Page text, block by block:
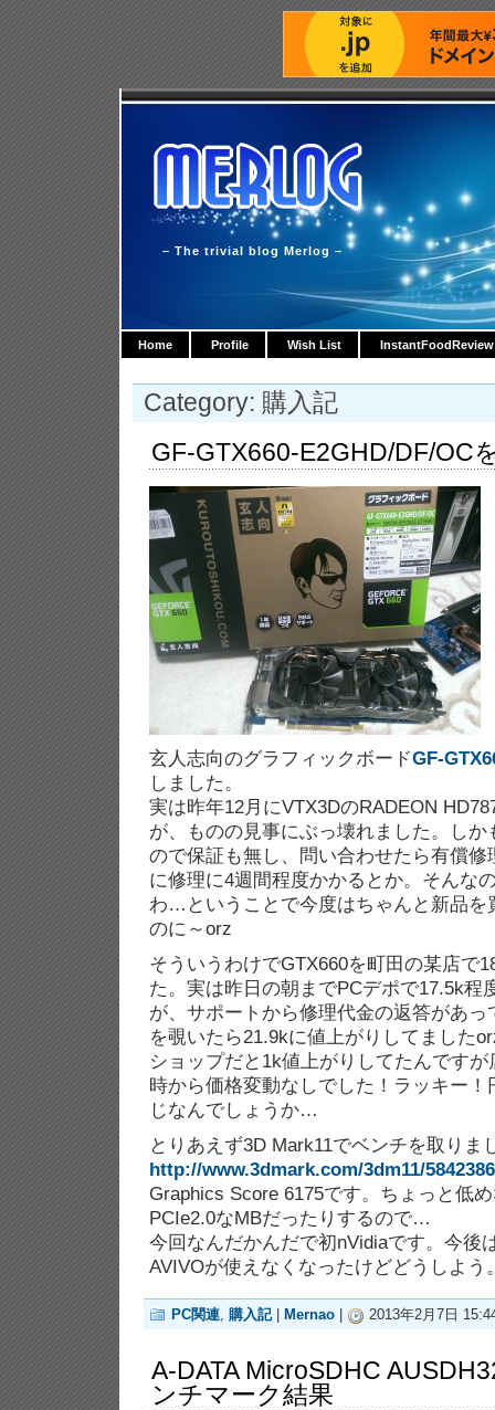
– The trivial blog Merlog –
Home Profile Wish List InstantFoodReview
Category: 購入記
GF-GTX660-E2GHD/DF/OC
玄人志向のグラフィックボードGF-
しました。
実は昨年12月にVTX3DのRADEON
が、ものの見事にぶっ壊れました。し
ので保証も無し、問い合わせたら有償修
に修理に4週間程度かかるとか。そんな
わ…ということで今度はちゃんと新品を
のに～orz
そういうわけでGTX660を町田の某店で
た。実は昨日の朝までPCデポで17.5k程
が、サポートから修理代金の返答があ
を覗いたら21.9kに値上がりしてました
ショップだと1k値上がりしてたんです
時から価格変動なしでした！ラッキー
じなんでしょうか…
とりあえず3D Mark11でベンチを取りま
http://www.3dmark.com/3dm11/5842386
Graphics Score 6175です。ちょっと低
PCIe2.0なMBだったりするので…
今回なんだかんだで初nVidiaです。今後
AVIVOが使えなくなったけどどうしよう
PC関連, 購入記| Mernao 2013年2月7日
A-DATA MicroSDHC
ンチマーク結果